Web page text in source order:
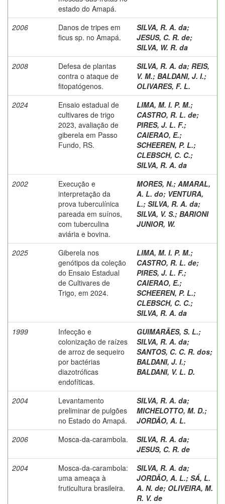
estado do Amapá.
2006
Danos de tripes em
ficus sp. no Amapá.
SILVA, R. A. da;
JESUS, C. R. de;
SILVA, W. R. da
2008
Defesa de plantas
contra o ataque de
fitopatógenos.
SILVA, R. A. da; REIS,
V. M.; BALDANI, J. I.;
OLIVARES, F. L.
2024
Ensaio estadual de
cultivares de trigo
2023, avaliação de
giberela em Passo
Fundo, RS.
LIMA, M. I. P. M.;
CASTRO, R. L. de;
PIRES, J. L. F.;
CAIERAO, E.;
SCHEEREN, P. L.;
CLEBSCH, C. C.;
SILVA, R. A. da
2002
Execução e
interpretação da
prova tuberculínica
pareada em suínos,
com tuberculina
aviária e bovina.
MORES, N.; AMARAL,
A. L. do; VENTURA,
L.; SILVA, R. A. da;
SILVA, V. S.; BARIONI
JUNIOR, W.
2025
Giberela nos
genótipos da coleção
do Ensaio Estadual
de Cultivares de
Trigo, em 2024.
LIMA, M. I. P. M.;
CASTRO, R. L. de;
PIRES, J. L. F.;
CAIERAO, E.;
SCHEEREN, P. L.;
CLEBSCH, C. C.;
SILVA, R. A. da
1999
Infecção e
colonização de raízes
de arroz de sequeiro
por bactérias
diazotróficas
endofíticas.
GUIMARÃES, S. L.;
SILVA, R. A. da;
SANTOS, C. C. R. dos;
BALDANI, J. I.;
BALDANI, V. L. D.
2004
Levantamento
preliminar de pulgões
no Estado do Amapá.
SILVA, R. A. da;
MICHELOTTO, M. D.;
JORDÃO, A. L.
2006
Mosca-da-carambola. SILVA, R. A. da;
JESUS, C. R. de
2004
Mosca-da-carambola:
uma ameaça à
fruticultura brasileira.
SILVA, R. A. da;
JORDÃO, A. L.; SÁ, L.
A. N. de; OLIVEIRA, M.
R. V. de